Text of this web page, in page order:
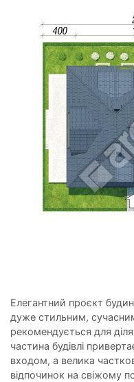
Елегантний проєкт
дуже стильним,
рекомендується для
частина будівлі
входом, а велика
відпочинок на свіжому